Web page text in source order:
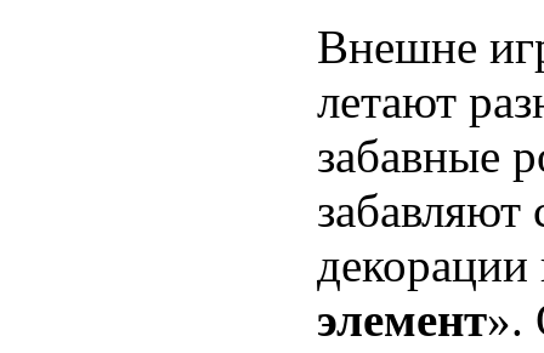
Внешне
летают
забавные
элемент».